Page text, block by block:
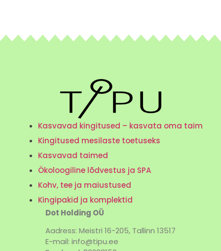
Kasvavad kingitused – kasvata oma taim
Kingitused mesilaste toetuseks
Kasvavad taimed
Ökoloogiline lõdvestus ja SPA
Kohv, tee ja maiustused
Kingipakid ja komplektid
Dot Holding OÜ
Aadress: Meistri 16-205, Tallinn 13517
E-mail: info@tipu.ee